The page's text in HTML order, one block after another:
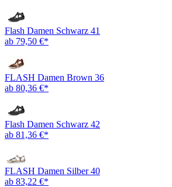
Flash Damen Schwarz 41
ab 79,50 €*
FLASH Damen Brown 36
ab 80,36 €*
Flash Damen Schwarz 42
ab 81,36 €*
FLASH Damen Silber 40
ab 83,22 €*